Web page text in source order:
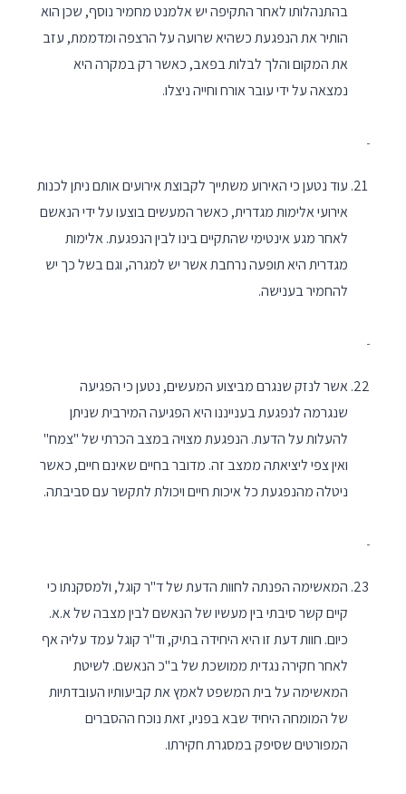
בהתנהלותו לאחר התקיפה יש אלמנט מחמיר נוסף, שכן הוא
הותיר את הנפגעת כשהיא שרועה על הרצפה ומדממת, עזב
את המקום והלך לבלות בפאב, כאשר רק במקרה היא
נמצאה על ידי עובר אורח וחייה ניצלו.
עוד נטען כי האירוע משתייך לקבוצת אירועים אותם ניתן לכנות
אירועי אלימות מגדרית, כאשר המעשים בוצעו על ידי הנאשם
לאחר מגע אינטימי שהתקיים בינו לבין הנפגעת. אלימות
מגדרית היא תופעה נרחבת אשר יש למגרה, וגם בשל כך יש
להחמיר בענישה.
אשר לנזק שנגרם מביצוע המעשים, נטען כי הפגיעה
שנגרמה לנפגעת בענייננו היא הפגיעה המירבית שניתן
להעלות על הדעת. הנפגעת מצויה במצב הכרתי של "צמח"
ואין צפי ליציאתה ממצב זה. מדובר בחיים שאינם חיים, כאשר
ניטלה מהנפגעת כל איכות חיים ויכולת לתקשר עם סביבתה.
המאשימה הפנתה לחוות הדעת של ד"ר קוגל, ולמסקנתו כי
קיים קשר סיבתי בין מעשיו של הנאשם לבין מצבה של א.א.
כיום. חוות דעת זו היא היחידה בתיק, וד"ר קוגל עמד עליה אף
לאחר חקירה נגדית ממושכת של ב"כ הנאשם. לשיטת
המאשימה על בית המשפט לאמץ את קביעותיו העובדתיות
של המומחה היחיד שבא בפניו, זאת נוכח ההסברים
המפורטים שסיפק במסגרת חקירתו.